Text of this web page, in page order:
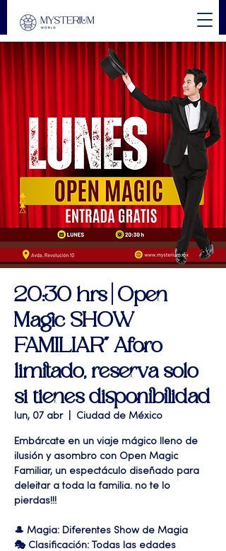
20:30 hrs | Open
Magic SHOW
FAMILIAR" Aforo
limitado, reserva solo
si tienes disponibilidad
lun, 07 abr
  |
Ciudad de México
Embárcate en un viaje mágico lleno de
ilusión y asombro con Open Magic
Familiar, un espectáculo diseñado para
deleitar a toda la familia. no te lo
pierdas!!!
🎩 Magia: Diferentes Show de Magia
🎭 Clasificación: Todas las edades